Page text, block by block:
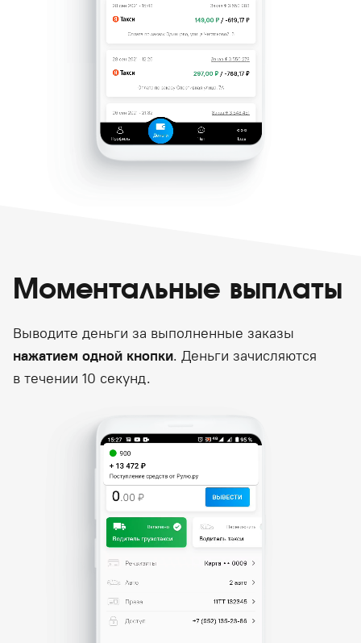
Моментальные выплаты
Выводите деньги за выполненные заказы
нажатием одной кнопки. Деньги зачисляются
в течении 10 секунд.